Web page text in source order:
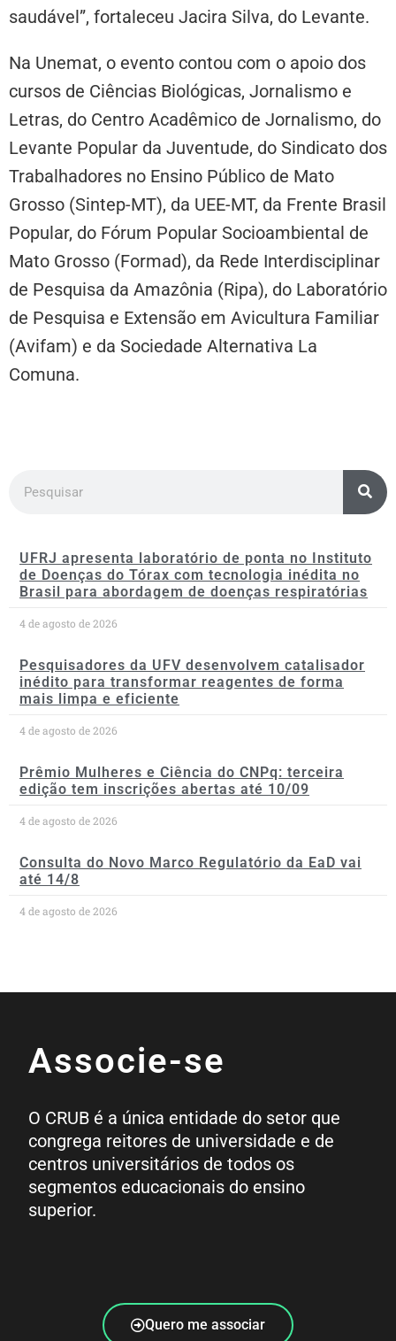
saudável”, fortaleceu Jacira Silva, do Levante.
Na Unemat, o evento contou com o apoio dos
cursos de Ciências Biológicas, Jornalismo e
Letras, do Centro Acadêmico de Jornalismo, do
Levante Popular da Juventude, do Sindicato dos
Trabalhadores no Ensino Público de Mato
Grosso (Sintep-MT), da UEE-MT, da Frente Brasil
Popular, do Fórum Popular Socioambiental de
Mato Grosso (Formad), da Rede Interdisciplinar
de Pesquisa da Amazônia (Ripa), do Laboratório
de Pesquisa e Extensão em Avicultura Familiar
(Avifam) e da Sociedade Alternativa La
Comuna.
UFRJ apresenta laboratório de ponta no Instituto
de Doenças do Tórax com tecnologia inédita no
Brasil para abordagem de doenças respiratórias
4 de agosto de 2026
Pesquisadores da UFV desenvolvem catalisador
inédito para transformar reagentes de forma
mais limpa e eficiente
4 de agosto de 2026
Prêmio Mulheres e Ciência do CNPq: terceira
edição tem inscrições abertas até 10/09
4 de agosto de 2026
Consulta do Novo Marco Regulatório da EaD vai
até 14/8
4 de agosto de 2026
Associe-se
O CRUB é a única entidade do setor que
congrega reitores de universidade e de
centros universitários de todos os
segmentos educacionais do ensino
superior.
Quero me associar